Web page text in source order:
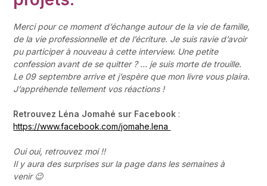
Merci pour ce moment d’échange autour de la vie de famille,
de la vie professionnelle et de l’écriture. Je suis ravie d’avoir
pu participer à nouveau à cette interview. Une petite
confession avant de se quitter ? … je suis morte de trouille.
Le 09 septembre arrive et j’espère que mon livre vous plaira.
J’appréhende tellement vos réactions !
Retrouvez Léna Jomahé sur Facebook :
https://www.facebook.com/jomahe.lena
Oui oui, retrouvez moi !!
Il y aura des surprises sur la page dans les semaines à
venir 😉